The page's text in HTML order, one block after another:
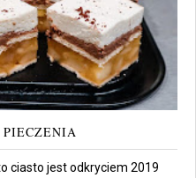
PIECZENIA
ciasto jest odkryciem 2019